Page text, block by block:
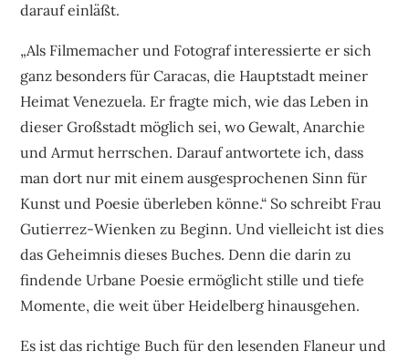
darauf einläßt.
„Als Filmemacher und Fotograf interessierte er sich
ganz besonders für Caracas, die Hauptstadt meiner
Heimat Venezuela. Er fragte mich, wie das Leben in
dieser Großstadt möglich sei, wo Gewalt, Anarchie
und Armut herrschen. Darauf antwortete ich, dass
man dort nur mit einem ausgesprochenen Sinn für
Kunst und Poesie überleben könne.“ So schreibt Frau
Gutierrez-Wienken zu Beginn. Und vielleicht ist dies
das Geheimnis dieses Buches. Denn die darin zu
findende Urbane Poesie ermöglicht stille und tiefe
Momente, die weit über Heidelberg hinausgehen.
Es ist das richtige Buch für den lesenden Flaneur und